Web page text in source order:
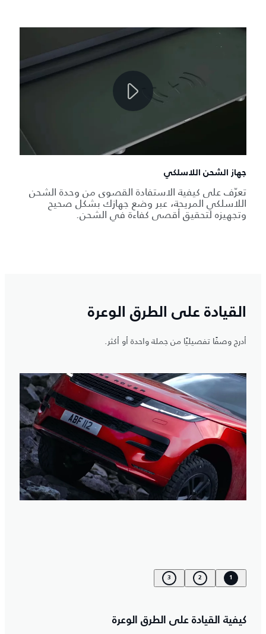
جهاز الشحن اللاسلكي
تعرّف على كيفية الاستفادة القصوى من وحدة الشحن
اللاسلكي المريحة، عبر وضع جهازك بشكل صحيح
وتجهيزه لتحقيق أقصى كفاءة في الشحن.
القيادة على الطرق الوعرة
أدرج وصفًا تفصيليًا من جملة واحدة أو أكثر.
1
2
3
كيفية القيادة على الطرق الوعرة